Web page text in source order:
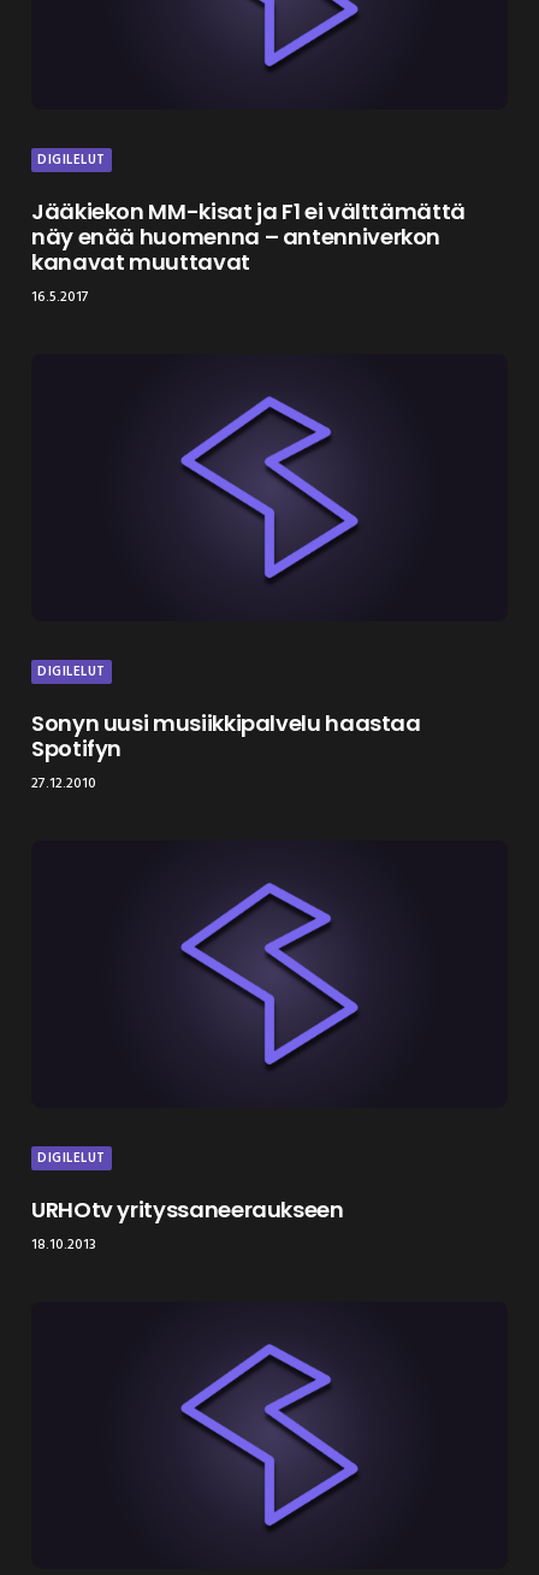
DIGILELUT
Jääkiekon MM-kisat ja F1 ei välttämättä
näy enää huomenna – antenniverkon
kanavat muuttavat
16.5.2017
DIGILELUT
Sonyn uusi musiikkipalvelu haastaa
Spotifyn
27.12.2010
DIGILELUT
URHOtv yrityssaneeraukseen
18.10.2013